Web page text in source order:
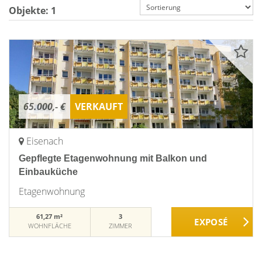
Objekte: 1
65.000,- € VERKAUFT
Eisenach
Gepflegte Etagenwohnung mit Balkon und
Einbauküche
Etagenwohnung
61,27 m²
WOHNFLÄCHE
3
ZIMMER